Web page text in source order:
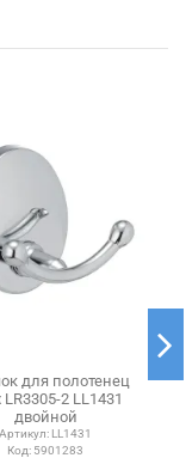
для полотенец
LR3305-2 LL1431
двойной
Артикул: LL1431
Код: 5901283